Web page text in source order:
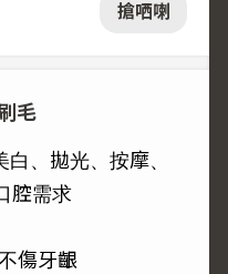
搶哂喇
毛
、拋光、按摩、
腔需求
傷牙齦